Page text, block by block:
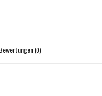
Bewertungen(0)